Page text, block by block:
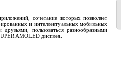
сочетание которых позволяет
и интеллектуальных мобильных
пользоваться разнообразными
AMOLED дисплея.